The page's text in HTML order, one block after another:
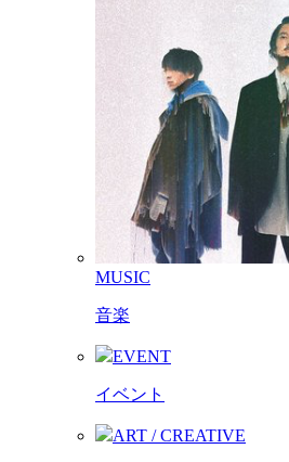
MUSIC
音楽
EVENT
イベント
ART / CREATIVE